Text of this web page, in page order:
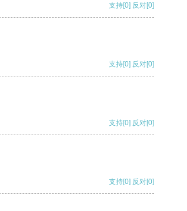
支持[0] 反对[0]
支持[0] 反对[0]
支持[0] 反对[0]
支持[0] 反对[0]